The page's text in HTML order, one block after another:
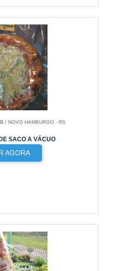
/ NOVO HAMBURGO - RS
SACO A VÁCUO
AGORA